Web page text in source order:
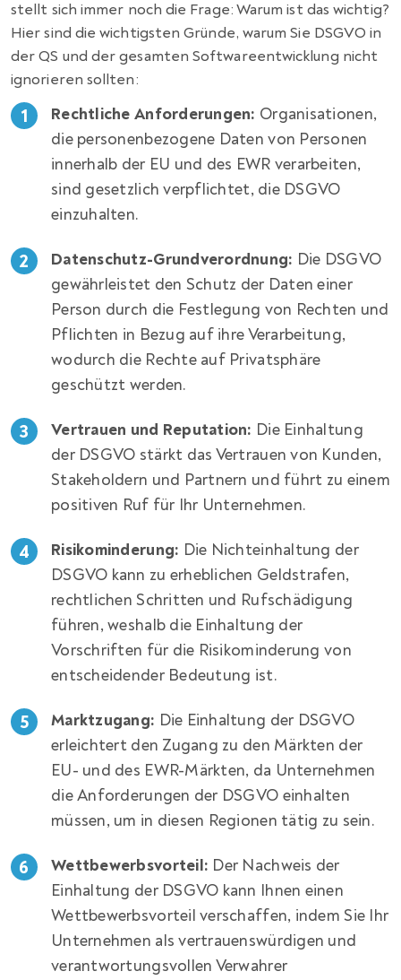
stellt sich immer noch die Frage: Warum ist das wichtig?
Hier sind die wichtigsten Gründe, warum Sie DSGVO in
der QS und der gesamten Softwareentwicklung nicht
ignorieren sollten:
Rechtliche Anforderungen: Organisationen,
die personenbezogene Daten von Personen
innerhalb der EU und des EWR verarbeiten,
sind gesetzlich verpflichtet, die DSGVO
einzuhalten.
Datenschutz-Grundverordnung: Die DSGVO
gewährleistet den Schutz der Daten einer
Person durch die Festlegung von Rechten und
Pflichten in Bezug auf ihre Verarbeitung,
wodurch die Rechte auf Privatsphäre
geschützt werden.
Vertrauen und Reputation: Die Einhaltung
der DSGVO stärkt das Vertrauen von Kunden,
Stakeholdern und Partnern und führt zu einem
positiven Ruf für Ihr Unternehmen.
Risikominderung: Die Nichteinhaltung der
DSGVO kann zu erheblichen Geldstrafen,
rechtlichen Schritten und Rufschädigung
führen, weshalb die Einhaltung der
Vorschriften für die Risikominderung von
entscheidender Bedeutung ist.
Marktzugang: Die Einhaltung der DSGVO
erleichtert den Zugang zu den Märkten der
EU- und des EWR-Märkten, da Unternehmen
die Anforderungen der DSGVO einhalten
müssen, um in diesen Regionen tätig zu sein.
Wettbewerbsvorteil: Der Nachweis der
Einhaltung der DSGVO kann Ihnen einen
Wettbewerbsvorteil verschaffen, indem Sie Ihr
Unternehmen als vertrauenswürdigen und
verantwortungsvollen Verwahrer